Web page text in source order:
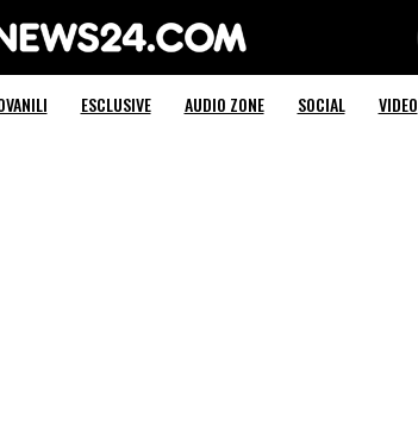
News 24
ESCLUSIVE AUDIO ZONE SOCIAL VIDEO